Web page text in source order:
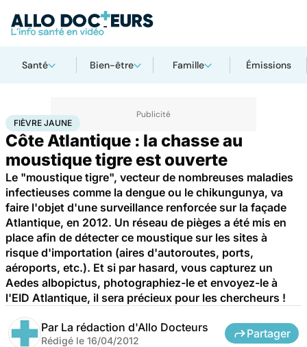
Santé Bien-être Famille Émissions
AccueilSantéMaladies Fièvre jaune
FIÈVRE JAUNE
Côte Atlantique : la chasse au
moustique tigre est ouverte
Le "moustique tigre", vecteur de nombreuses maladies
infectieuses comme la dengue ou le chikungunya, va
faire l'objet d'une surveillance renforcée sur la façade
Atlantique, en 2012. Un réseau de pièges a été mis en
place afin de détecter ce moustique sur les sites à
risque d'importation (aires d'autoroutes, ports,
aéroports, etc.). Et si par hasard, vous capturez un
Aedes albopictus, photographiez-le et envoyez-le à
l'EID Atlantique, il sera précieux pour les chercheurs !
Par La rédaction d'Allo Docteurs
Rédigé le 16/04/2012
Partager